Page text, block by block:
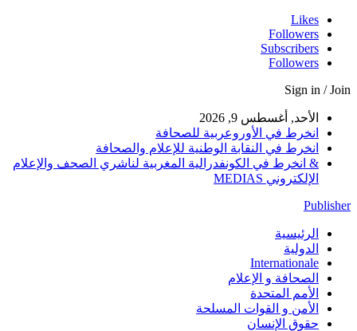
Likes
Followers
Subscribers
Followers
Sign in / Join
الأحد, أغسطس 9, 2026
انخرط في الأوروعربية للصحافة
انخرط في النقابة الوطنية للإعلام والصحافة
& انخرط في الكونفدرالية المغربية لناشري الصحف والإعلام
الإلكتروني MEDIAS
Publisher
الرئيسية
الدولية
Internationale
الصحافة و الإعلام
الأمم المتحدة
الأمن و القوات المسلحة
حقوق الإنسان